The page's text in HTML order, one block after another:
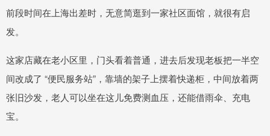
前段时间在上海出差时，无意简逛到一家社区面馆，就很有启
发。
这家店藏在老小区里，门头看着普通，进去后发现老板把一半空
间改成了 “便民服务站”，靠墙的架子上摆着快递柜，中间放着两
张旧沙发，老人可以坐在这儿免费测血压，还能借雨伞、充电
宝。